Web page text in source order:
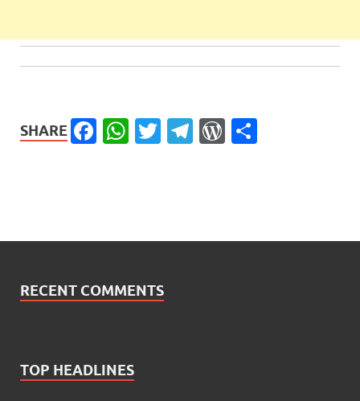
SHARE Facebook
WhatsApp
Twitter
Telegram
WordPress
RECENT COMMENTS
TOP HEADLINES